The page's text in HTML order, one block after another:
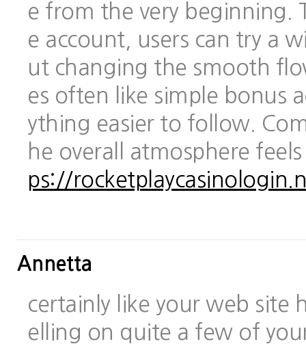
e from the very beginning.
e account, users can try a
ut changing the smooth
es often like simple bonus
ything easier to follow.
he overall atmosphere
ps://
Annetta
certainly like your web site
elling on quite a few of